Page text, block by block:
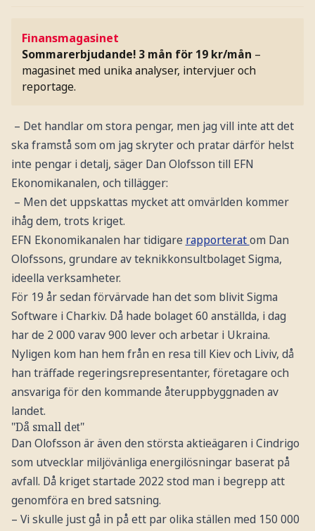
Finansmagasinet
Sommarerbjudande! 3 mån för 19 kr/mån –
magasinet med unika analyser, intervjuer och
reportage.
– Det handlar om stora pengar, men jag vill inte att det
ska framstå som om jag skryter och pratar därför helst
inte pengar i detalj, säger Dan Olofsson till EFN
Ekonomikanalen, och tillägger:
– Men det uppskattas mycket att omvärlden kommer
ihåg dem, trots kriget.
EFN Ekonomikanalen har tidigare rapporteratom Dan
Olofssons, grundare av teknikkonsultbolaget Sigma,
ideella verksamheter.
För 19 år sedan förvärvade han det som blivit Sigma
Software i Charkiv. Då hade bolaget 60 anställda, i dag
har de 2 000 varav 900 lever och arbetar i Ukraina.
Nyligen kom han hem från en resa till Kiev och Liviv, då
han träffade regeringsrepresentanter, företagare och
ansvariga för den kommande återuppbyggnaden av
landet.
"Då small det"
Dan Olofsson är även den största aktieägaren i Cindrigo
som utvecklar miljövänliga energilösningar baserat på
avfall. Då kriget startade 2022 stod man i begrepp att
genomföra en bred satsning.
– Vi skulle just gå in på ett par olika ställen med 150 000